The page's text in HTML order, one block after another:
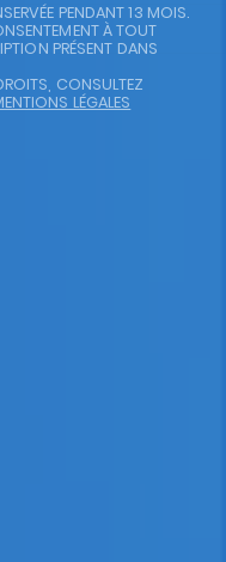
PENDANT 13 MOIS.
À TOUT
PRÉSENT DANS
CONSULTEZ
LÉGALES